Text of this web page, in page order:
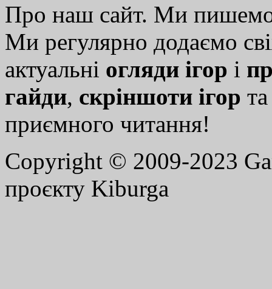
Про наш сайт. Ми
Ми регулярно додаємо
актуальні огляди ігор і
гайди, скріншоти ігор
приємного читання!
Copyright © 2009-2023
проєкту Kiburga